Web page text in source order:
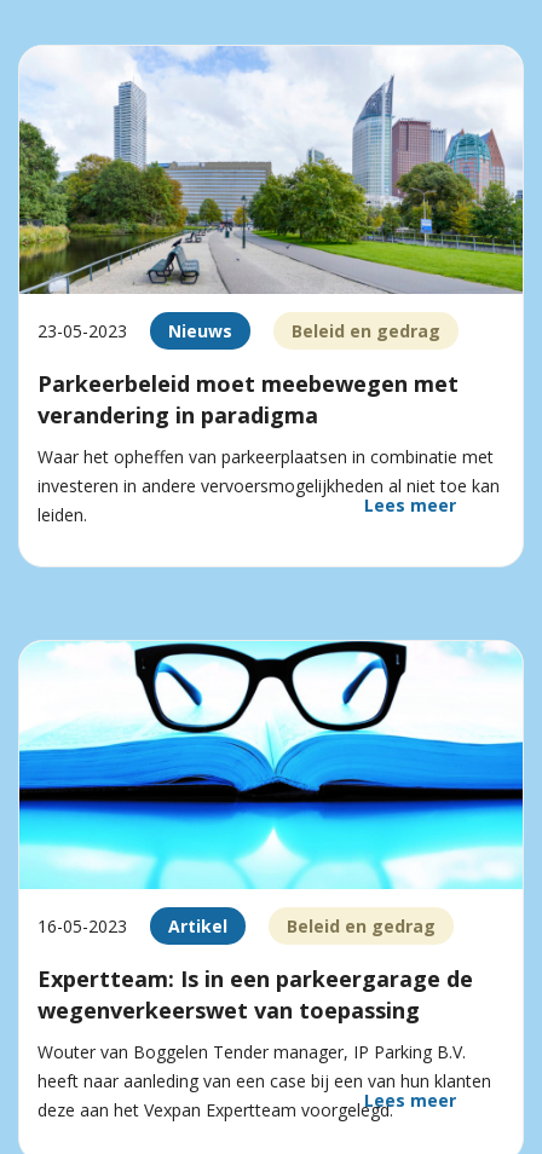
23-05-2023 Nieuws Beleid en gedrag
Parkeerbeleid moet meebewegen met
verandering in paradigma
Waar het opheffen van parkeerplaatsen in combinatie met
investeren in andere vervoersmogelijkheden al niet toe kan
leiden.
Lees meer
16-05-2023 Artikel Beleid en gedrag
Expertteam: Is in een parkeergarage de
wegenverkeerswet van toepassing
Wouter van Boggelen Tender manager, IP Parking B.V.
heeft naar aanleding van een case bij een van hun klanten
deze aan het Vexpan Expertteam voorgelegd.Lees meer